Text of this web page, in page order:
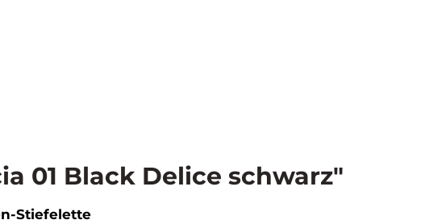
01 Black Delice schwarz"
Stiefelette